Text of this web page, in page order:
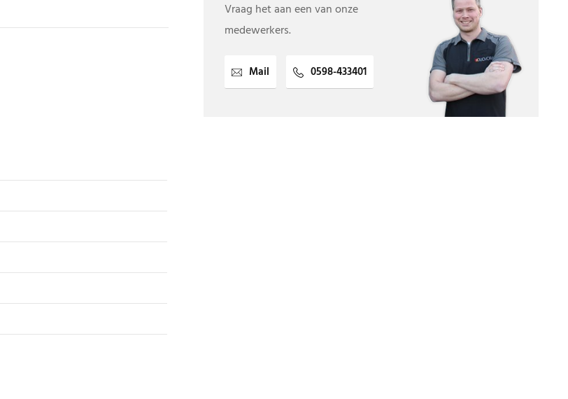
Vraag het aan een van onze
medewerkers.
Mail 0598-433401